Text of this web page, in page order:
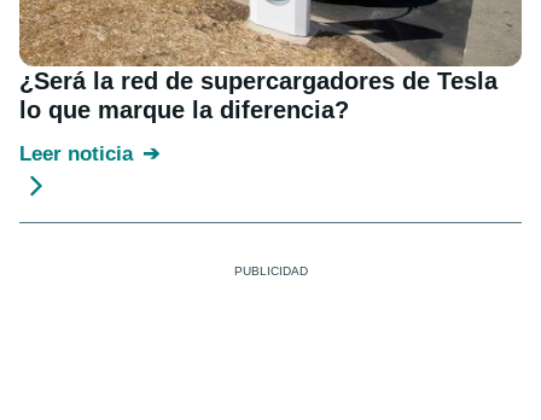
¿Será la red de supercargadores de Tesla
lo que marque la diferencia?
Leer noticia